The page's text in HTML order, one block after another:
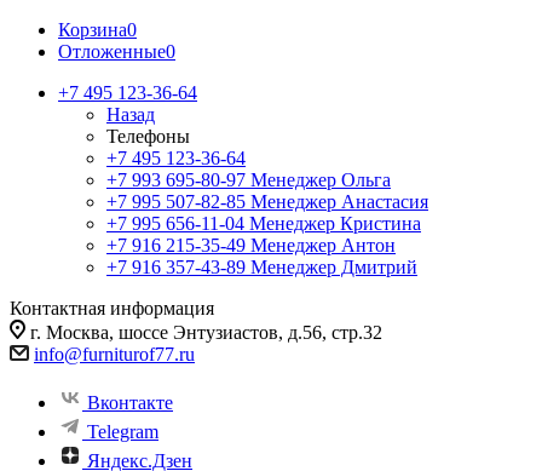
Корзина0
Отложенные0
+7 495 123-36-64
Назад
Телефоны
+7 495 123-36-64
+7 993 695-80-97 Менеджер Ольга
+7 995 507-82-85 Менеджер Анастасия
+7 995 656-11-04 Менеджер Кристина
+7 916 215-35-49 Менеджер Антон
+7 916 357-43-89 Менеджер Дмитрий
Контактная информация
г. Москва, шоссе Энтузиастов, д.56, стр.32
info@furniturof77.ru
Вконтакте
Telegram
Яндекс.Дзен